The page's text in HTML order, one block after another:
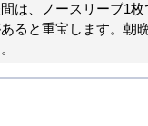
は、ノースリーブ1
ると重宝します。朝